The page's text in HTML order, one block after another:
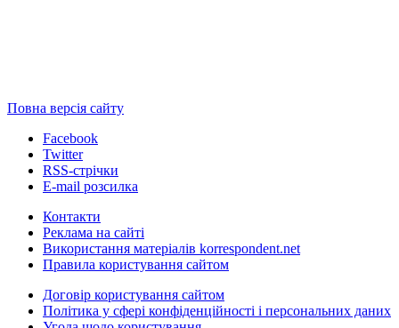
Повна версія сайту
Facebook
Twitter
RSS-стрічки
E-mail розсилка
Контакти
Реклама на сайті
Використання матеріалів korrespondent.net
Правила користування сайтом
Договір користування сайтом
Політика у сфері конфіденційності і персональних даних